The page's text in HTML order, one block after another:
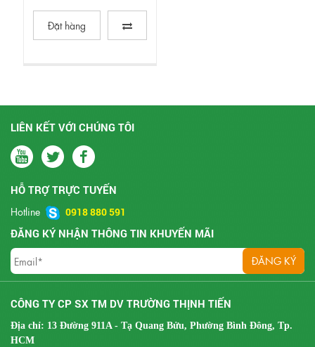
Đặt hàng
LIÊN KẾT VỚI CHÚNG TÔI
HỖ TRỢ TRỰC TUYẾN
Hotline
0918 880 591
ĐĂNG KÝ NHẬN THÔNG TIN KHUYẾN MÃI
CÔNG TY CP SX TM DV TRƯỜNG THỊNH TIẾN
Địa chỉ: 13 Đường 911A - Tạ Quang Bửu, Phường Bình Đông, Tp.
HCM